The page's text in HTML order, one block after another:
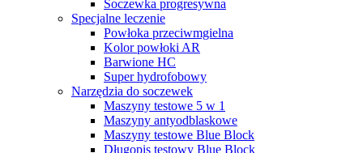
Soczewka progresywna
Specjalne leczenie
Powłoka przeciwmgielna
Kolor powłoki AR
Barwione HC
Super hydrofobowy
Narzędzia do soczewek
Maszyny testowe 5 w 1
Maszyny antyodblaskowe
Maszyny testowe Blue Block
Długopis testowy Blue Block